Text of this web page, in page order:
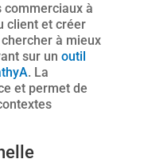
commerciaux à
client et créer
à mieux
sur un outil
. La
et permet de